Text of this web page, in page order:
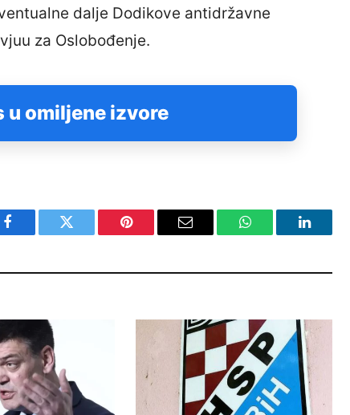
dalje Dodikove antidržavne
za Oslobođenje.
u omiljene izvore
Facebook Twitter Pinterest Email WhatsAppLinkedIn